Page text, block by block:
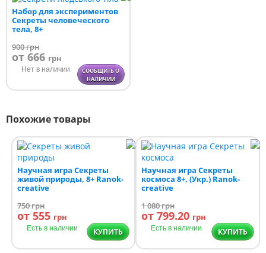
Набор для экспериментов
Секреты человеческого
тела, 8+
900грн
от 666 грн
Нет в наличии
СООБЩИТЬ О
НАЛИЧИИ
Похожие товары
Научная игра Секреты
живой природы, 8+ Ranok-
creative
750грн
от 555 грн
Есть в наличии КУПИТЬ
Научная игра Секреты
космоса 8+, (Укр.) Ranok-
creative
1 080грн
от 799.20 грн
Есть в наличии КУПИТЬ